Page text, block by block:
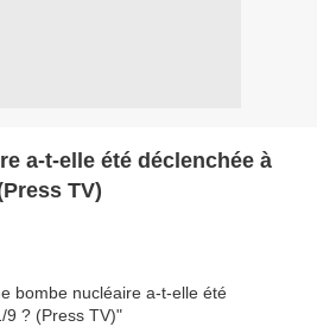
a-t-elle été déclenchée à
TV)